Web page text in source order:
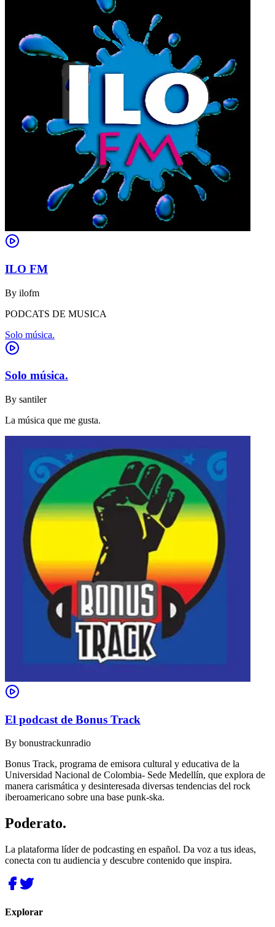
ILO FM
By ilofm
PODCATS DE MUSICA
Solo música.
Solo música.
By santiler
La música que me gusta.
El podcast de Bonus Track
By bonustrackunradio
Bonus Track, programa de emisora cultural y educativa de la
Universidad Nacional de Colombia- Sede Medellín, que explora de
manera carismática y desinteresada diversas tendencias del rock
iberoamericano sobre una base punk-ska.
Poderato.
La plataforma líder de podcasting en español. Da voz a tus ideas,
conecta con tu audiencia y descubre contenido que inspira.
Explorar